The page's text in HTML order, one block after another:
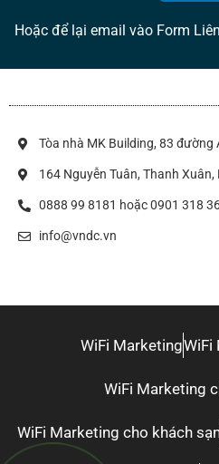
Hoặc để lại email vào Form
Tòa nhà MK Building, 83 đường
164 Nguyễn Tuân, Thanh Xuân,
0888 99 8181 hoặc 0901 318
info@vndc.vn
WiFi MarketingWiFi
WiFi Marketing
WiFi Marketing cho khách